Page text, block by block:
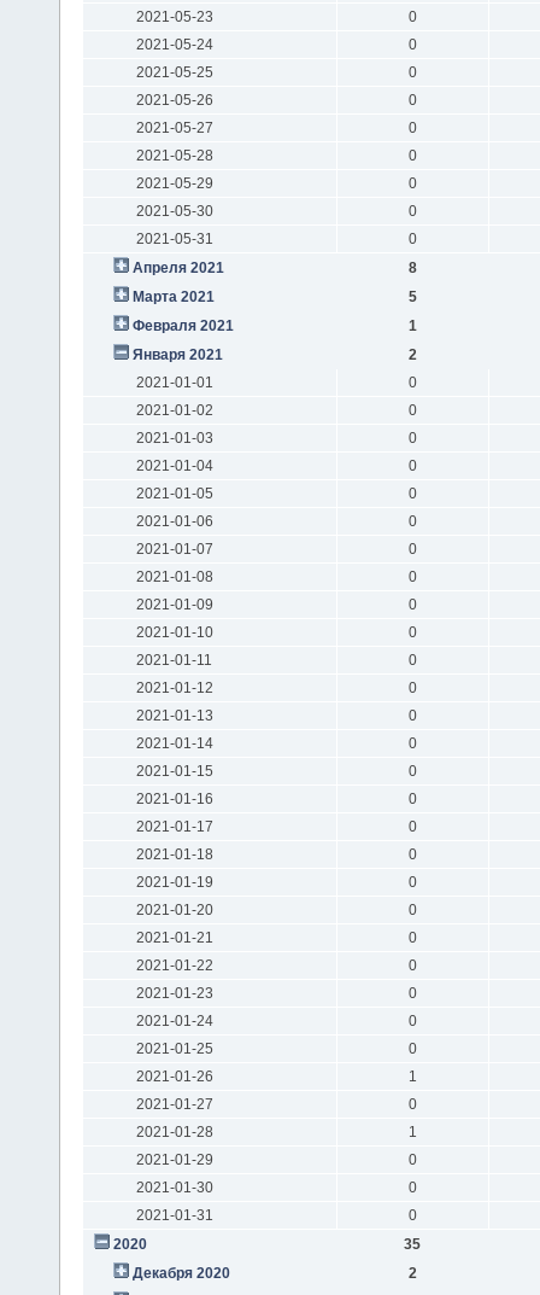
2021-05-23
0
2021-05-24
0
2021-05-25
0
2021-05-26
0
2021-05-27
0
2021-05-28
0
2021-05-29
0
2021-05-30
0
2021-05-31
0
Апреля 2021
8
Марта 2021
5
Февраля 2021
1
Января 2021
2
2021-01-01
0
2021-01-02
0
2021-01-03
0
2021-01-04
0
2021-01-05
0
2021-01-06
0
2021-01-07
0
2021-01-08
0
2021-01-09
0
2021-01-10
0
2021-01-11
0
2021-01-12
0
2021-01-13
0
2021-01-14
0
2021-01-15
0
2021-01-16
0
2021-01-17
0
2021-01-18
0
2021-01-19
0
2021-01-20
0
2021-01-21
0
2021-01-22
0
2021-01-23
0
2021-01-24
0
2021-01-25
0
2021-01-26
1
2021-01-27
0
2021-01-28
1
2021-01-29
0
2021-01-30
0
2021-01-31
0
2020
35
Декабря 2020
2